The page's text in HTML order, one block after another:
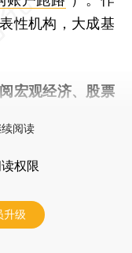
性机构，大成基
宏观经济、股票
阅读
权限
升级